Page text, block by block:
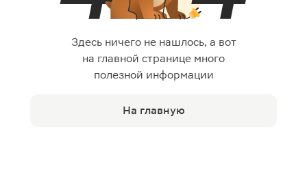
Здесь ничего не нашлось, а вот
на главной странице много
полезной информации
На главную